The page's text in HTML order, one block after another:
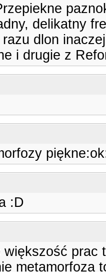
delikatny
dlon
i drugie z
:D
prac
metamorfoza